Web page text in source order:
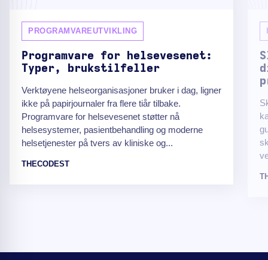
PROGRAMVAREUTVIKLING
Programvare for helsevesenet:
Typer, brukstilfeller
Verktøyene helseorganisasjoner bruker i dag, ligner
ikke på papirjournaler fra flere tiår tilbake.
Programvare for helsevesenet støtter nå
helsesystemer, pasientbehandling og moderne
helsetjenester på tvers av kliniske og...
THECODEST